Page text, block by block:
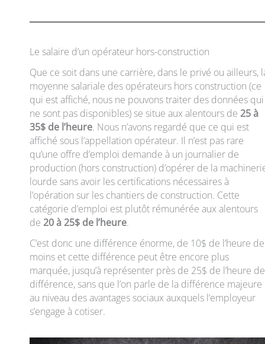
Le salaire d’un opérateur hors-construction
Que ce soit dans une carrière, dans le privé ou ailleurs,
moyenne salariale des opérateurs hors construction (ce
qui est affiché, nous ne pouvons traiter des données qui
ne sont pas disponibles) se situe aux alentours de 25 à
35$ de l’heure. Nous n’avons regardé que ce qui est
affiché sous l’appellation opérateur. Il n’est pas rare
qu’une offre d’emploi demande à un journalier de
production (hors construction) d’opérer de la
lourde sans avoir les certifications nécessaires à
l’opération sur les chantiers de construction. Cette
catégorie d’emploi est plutôt rémunérée aux alentours
de 20 à 25$ de l’heure.
C’est donc une différence énorme, de 10$ de l’heure de
moins et cette différence peut être encore plus
marquée, jusqu’à représenter près de 25$ de l’heure de
différence, sans que l’on parle de la différence majeure
au niveau des avantages sociaux auxquels l’employeur
s’engage à cotiser.